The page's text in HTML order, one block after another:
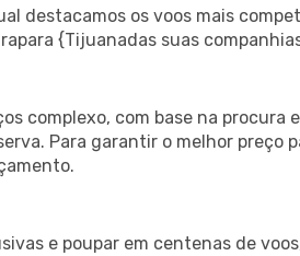
destacamos os voos mais
{Tijuanadas suas
complexo, com base na procura
Para garantir o melhor preço
e poupar em centenas de